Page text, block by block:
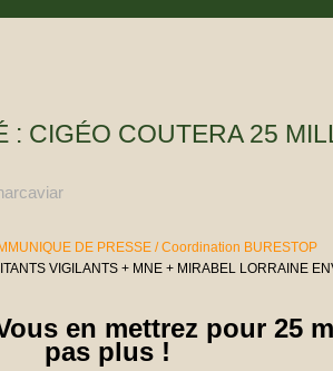
: CIGÉO COUTERA 25
DE PRESSE / Coordination BURESTOP
VIGILANTS + MNE + MIRABEL LORRAINE
en mettrez pour 25
pas plus !